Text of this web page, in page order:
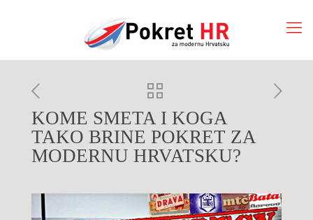
KOME SMETA I KOGA
TAKO BRINE POKRET ZA
MODERNU HRVATSKU?